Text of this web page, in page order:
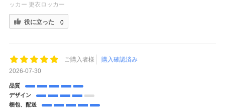
ッカー 更衣ロッカー
役に立った 0
ご購入者様
購入確認済み
2026-07-30
品質
デザイン
梱包、配送